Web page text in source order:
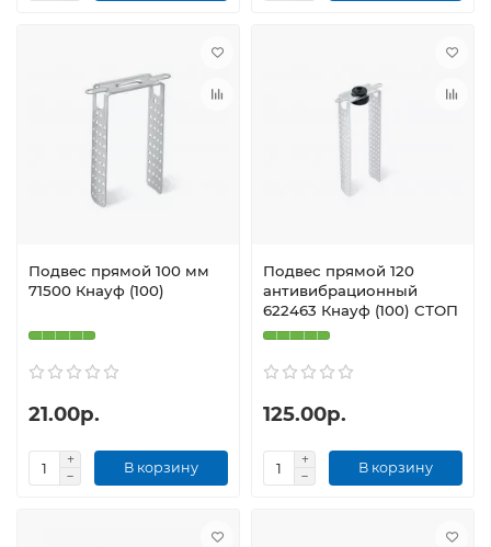
Подвес прямой 100 мм
71500 Кнауф (100)
21.00р.
В корзину
Подвес прямой 120
антивибрационный
622463 Кнауф (100) СТОП
125.00р.
В корзину